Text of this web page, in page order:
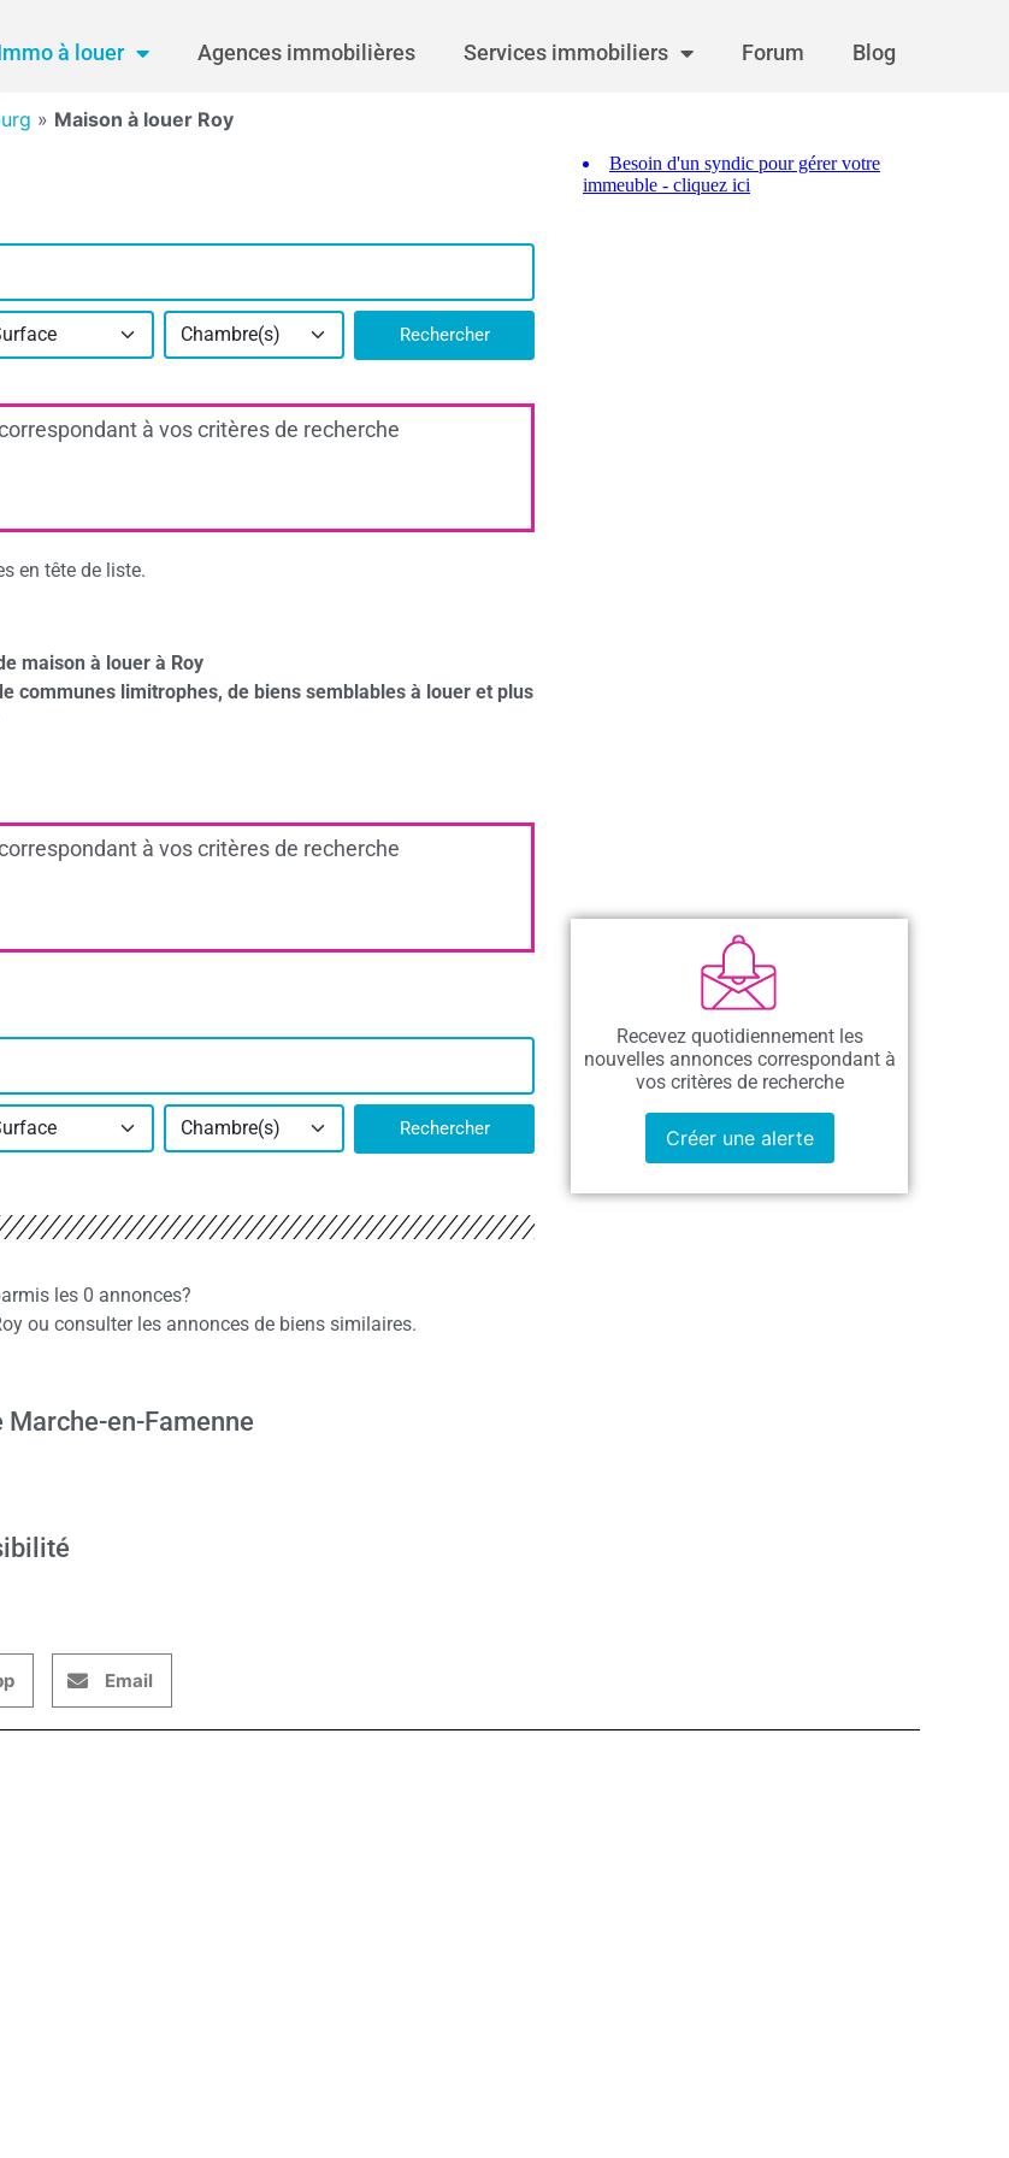
à louer Agences immobilières Services immobiliers Forum Blog
» Maison à louer Roy
Chambre(s) Rechercher
à vos critères de recherche
en tête de liste.
maison à louer à Roy
communes limitrophes, de biens semblables à louer et plus
à vos critères de recherche
Chambre(s) Rechercher
les 0 annonces?
ou consulter les annonces de biens similaires.
en-Famenne
Recevez quotidiennement les
nouvelles annonces correspondant à
vos critères de recherche
Créer une alerte
Email